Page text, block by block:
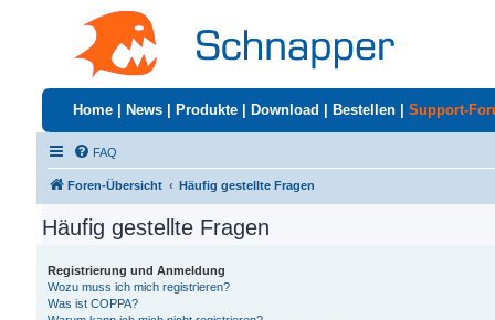
Home News Produkte Download Bestellen Support-
FAQ
Foren-Übersicht Häufig gestellte Fragen
Häufig gestellte Fragen
Registrierung und Anmeldung
Wozu muss ich mich registrieren?
Was ist COPPA?